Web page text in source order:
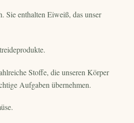
Sie enthalten Eiweiß, das unser
Stoffe, die unseren Körper
Aufgaben übernehmen.